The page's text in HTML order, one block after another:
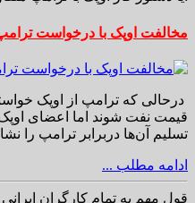
مخالفت اوپک با درخواست
درحالی که ترامپ از اوپک
قیمت نفت شوند اما اعضای
تسلیم آن‌ها دربرابر ترامپ را
ادامه مطلب ...
قول مهم به تمام کارگران ایرانی